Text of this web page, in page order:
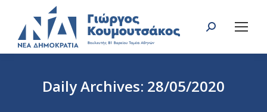
Search:
Daily Archives: 28/05/2020